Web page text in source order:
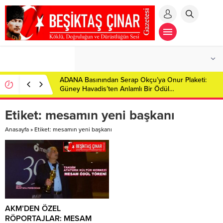
ADANA Basınından Serap Okçu’ya Onur Plaketi:
Güney Havadis’ten Anlamlı Bir Ödül…
Etiket: mesamın yeni başkanı
Anasayfa » Etiket: mesamın yeni başkanı
AKM’DEN ÖZEL
RÖPORTAJLAR: MESAM